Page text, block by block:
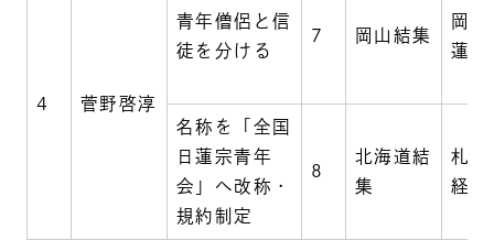
4 菅野啓淳
青年僧侶と信
徒を分ける
7 岡山結集
岡山
蓮昌
名称を「全国
日蓮宗青年
会」へ改称・
規約制定
8
北海道結
集
札幌
経王